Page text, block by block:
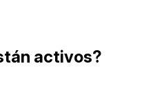
activos?